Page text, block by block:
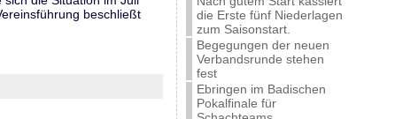
beschließt
die Erste fünf Niederlagen
zum Saisonstart.
Begegungen der neuen
Verbandsrunde stehen
fest
Ebringen im Badischen
Pokalfinale für